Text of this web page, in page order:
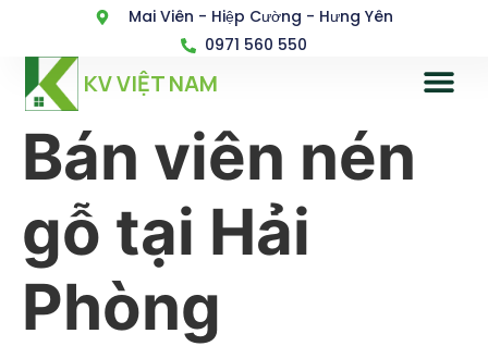
Mai Viên - Hiệp Cường - Hưng Yên
0971 560 550
KV VIỆT NAM
Bán viên nén
gỗ tại Hải
Phòng